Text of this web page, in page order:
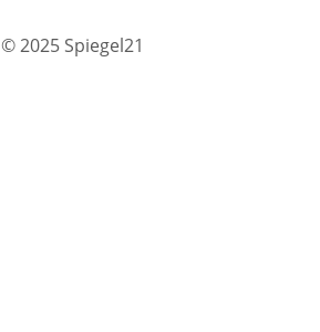
© 2025 Spiegel21